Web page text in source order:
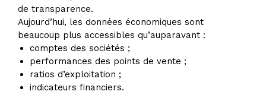
de transparence.
Aujourd’hui, les données économiques sont
beaucoup plus accessibles qu’auparavant :
comptes des sociétés ;
performances des points de vente ;
ratios d’exploitation ;
indicateurs financiers.